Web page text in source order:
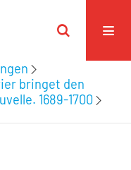
bringet den
1689-1700